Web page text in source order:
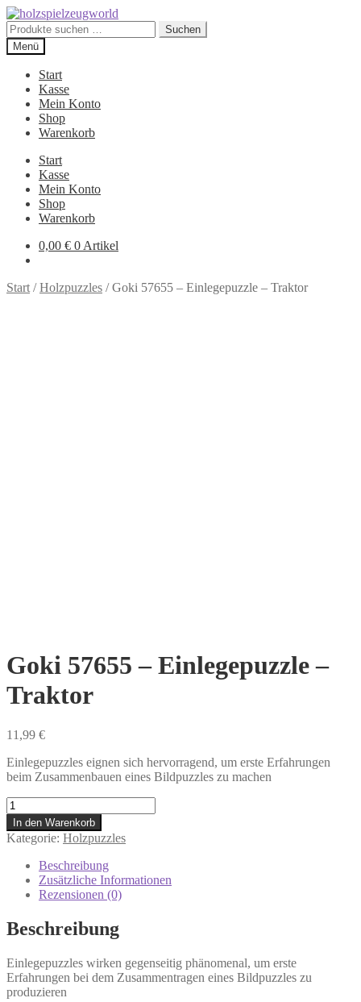
Zur
Navigation
springen
Zum
Inhalt
springen
Suchen
nach:
Suchen
Menü
Start
Kasse
Mein Konto
Shop
Warenkorb
Start
Kasse
Mein Konto
Shop
Warenkorb
0,00 € 0 Artikel
Start /Holzpuzzles /Goki 57655 – Einlegepuzzle – Traktor
Goki 57655 – Einlegepuzzle –
Traktor
11,99 €
Einlegepuzzles eignen sich hervorragend, um erste Erfahrungen
beim Zusammenbauen eines Bildpuzzles zu machen
Goki
57655
-
Einlegepuzzle
Traktor
Menge
In den Warenkorb
Kategorie: Holzpuzzles
Beschreibung
Zusätzliche Informationen
Rezensionen (0)
Beschreibung
Einlegepuzzles wirken gegenseitig phänomenal, um erste
Erfahrungen bei dem Zusammentragen eines Bildpuzzles zu
produzieren